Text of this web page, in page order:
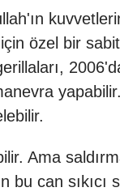
özel bir
Ama
bu can